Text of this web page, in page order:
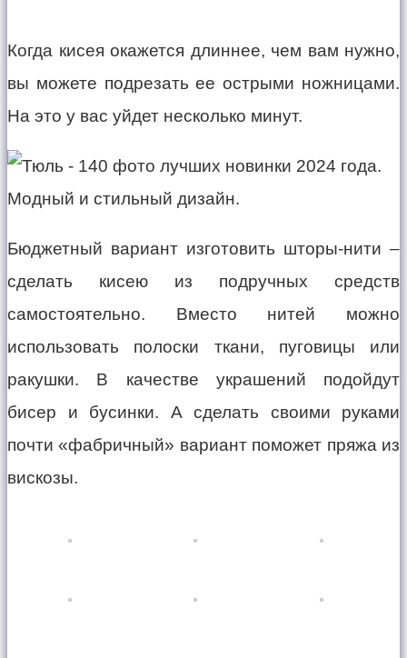
Когда кисея окажется длиннее, чем вам нужно,
вы можете подрезать ее острыми ножницами.
На это у вас уйдет несколько минут.
Бюджетный вариант изготовить шторы-нити –
сделать кисею из подручных средств
самостоятельно. Вместо нитей можно
использовать полоски ткани, пуговицы или
ракушки. В качестве украшений подойдут
бисер и бусинки. А сделать своими руками
почти «фабричный» вариант поможет пряжа из
вискозы.